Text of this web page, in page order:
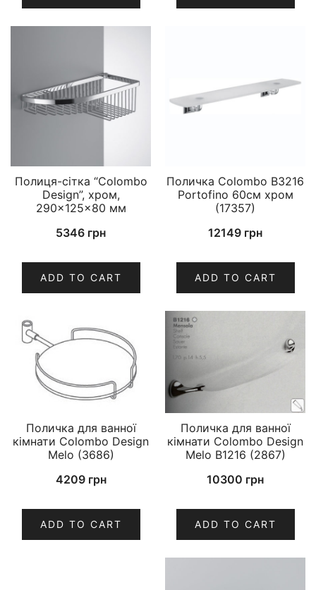
Полиця-сітка “Colombo
Design”, хром,
290×125×80 мм
5346 грн
ADD TO CART
Поличка Colombo B3216
Portofino 60см хром
(17357)
12149 грн
ADD TO CART
Поличка для ванної
кімнати Colombo Design
Melo (3686)
4209 грн
ADD TO CART
Поличка для ванної
кімнати Colombo Design
Melo B1216 (2867)
10300 грн
ADD TO CART